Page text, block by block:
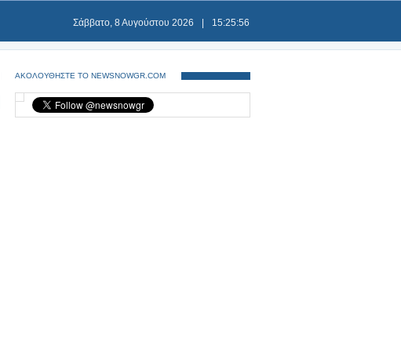
Σάββατο, 8 Αυγούστου 2026 15:25:56
ΑΚΟΛΟΥΘΗΣΤΕ ΤΟ NEWSNOWGR.COM